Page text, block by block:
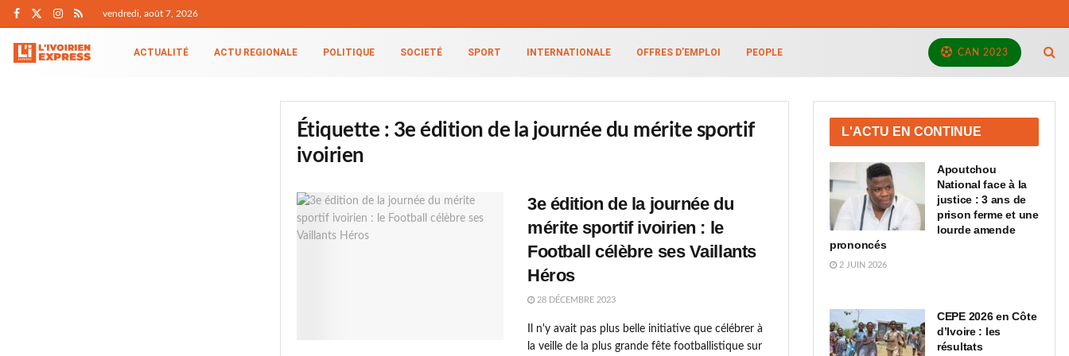
vendredi, août 7, 2026
ACTUALITÉ ACTU REGIONALE POLITIQUE SOCIETÉ SPORT INTERNATIONALE OFFRES D’EMPLOI PEOPLE CAN 2023
Étiquette : 3e édition de la journée du mérite sportif
ivoirien
3e édition de la journée du
mérite sportif ivoirien : le
Football célèbre ses Vaillants
Héros
28 DÉCEMBRE 2023
Il n'y avait pas plus belle initiative que célébrer à
la veille de la plus grande fête footballistique sur
L'ACTU EN CONTINUE
Apoutchou
National face à la
justice : 3 ans de
prison ferme et une
lourde amende
prononcés
2 JUIN 2026
CEPE 2026 en Côte
d’Ivoire : les
résultats